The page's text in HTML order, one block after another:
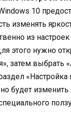
10
изменять
из
этого нужно
затем выбрать
«Настройка
будет изменить